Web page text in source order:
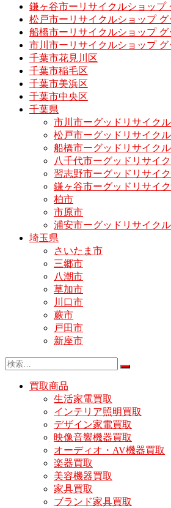
鎌ヶ谷市ーリサイクルショップ
松戸市ーリサイクルショップ
船橋市ーリサイクルショップ
市川市ーリサイクルショップ
千葉市花見川区
千葉市稲毛区
千葉市美浜区
千葉市中央区
千葉県
市川市ーグッドリサイク
松戸市ーグッドリサイク
船橋市ーグッドリサイク
八千代市ーグッドリサイ
習志野市ーグッドリサイ
鎌ヶ谷市ーグッドリサイ
柏市
市原市
浦安市ーグッドリサイク
埼玉県
さいたま市
三郷市
八潮市
草加市
川口市
蕨市
戸田市
新座市
買取商品
生活家電買取
インテリア照明買取
デザイン家電買取
映像音響機器買取
オーディオ・AV機器買取
楽器買取
美容機器買取
家具買取
ブランド家具買取